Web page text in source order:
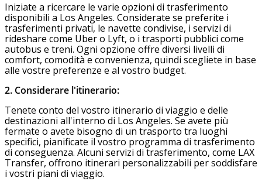
Iniziate a ricercare le varie opzioni di trasferimento
disponibili a Los Angeles. Considerate se preferite i
trasferimenti privati, le navette condivise, i servizi di
rideshare come Uber o Lyft, o i trasporti pubblici come
autobus e treni. Ogni opzione offre diversi livelli di
comfort, comodità e convenienza, quindi scegliete in base
alle vostre preferenze e al vostro budget.
2. Considerare l'itinerario:
Tenete conto del vostro itinerario di viaggio e delle
destinazioni all'interno di Los Angeles. Se avete più
fermate o avete bisogno di un trasporto tra luoghi
specifici, pianificate il vostro programma di trasferimento
di conseguenza. Alcuni servizi di trasferimento, come LAX
Transfer, offrono itinerari personalizzabili per soddisfare
i vostri piani di viaggio.